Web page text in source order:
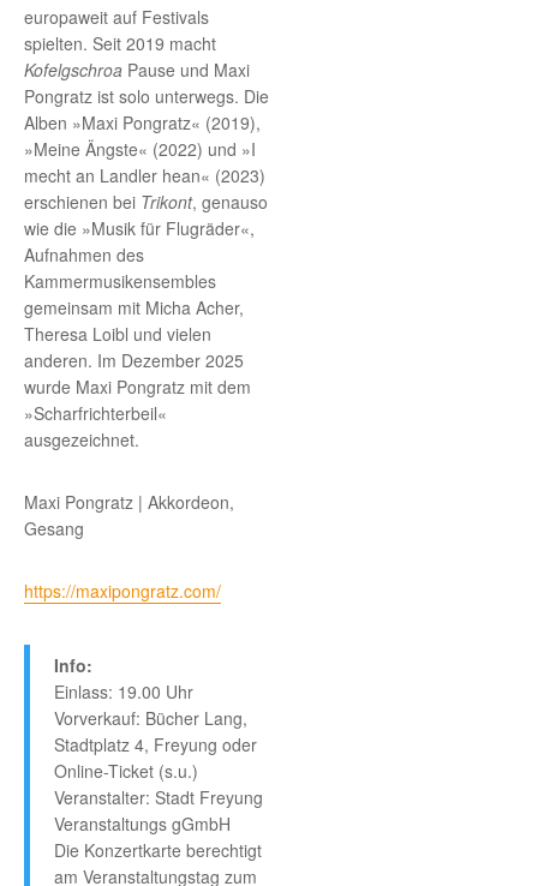
europaweit auf Festivals
spielten. Seit 2019 macht
Kofelgschroa Pause und Maxi
Pongratz ist solo unterwegs. Die
Alben »Maxi Pongratz« (2019),
»Meine Ängste« (2022) und »I
mecht an Landler hean« (2023)
erschienen bei Trikont, genauso
wie die »Musik für Flugräder«,
Aufnahmen des
Kammermusikensembles
gemeinsam mit Micha Acher,
Theresa Loibl und vielen
anderen. Im Dezember 2025
wurde Maxi Pongratz mit dem
»Scharfrichterbeil«
ausgezeichnet.
Maxi Pongratz | Akkordeon,
Gesang
https://maxipongratz.com/
Info:
Einlass: 19.00 Uhr
Vorverkauf: Bücher Lang,
Stadtplatz 4, Freyung oder
Online-Ticket (s.u.)
Veranstalter: Stadt Freyung
Veranstaltungs gGmbH
Die Konzertkarte berechtigt
am Veranstaltungstag zum